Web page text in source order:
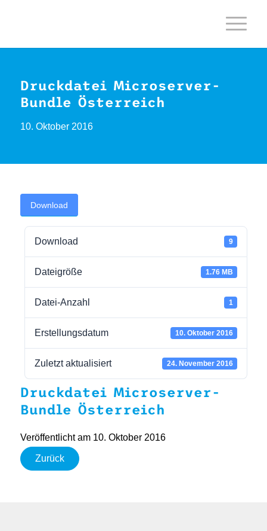
Druckdatei Microserver-
Bundle Österreich
10. Oktober 2016
Download
Download 9
Dateigröße 1.76 MB
Datei-Anzahl 1
Erstellungsdatum 10. Oktober 2016
Zuletzt aktualisiert 24. November 2016
Druckdatei Microserver-
Bundle Österreich
Veröffentlicht am 10. Oktober 2016
Zurück